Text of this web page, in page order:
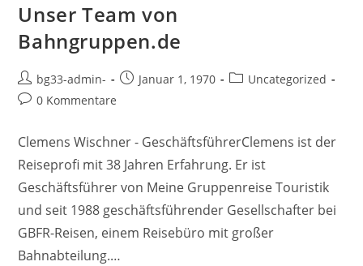
Unser Team von
Bahngruppen.de
Beitrags-
Autor:
bg33-admin-
BeitragJanuar 1, 1970
Beitrags-
Uncategorized
Beitrags-
0 Kommentare
Clemens Wischner - GeschäftsführerClemens ist der
Reiseprofi mit 38 Jahren Erfahrung. Er ist
Geschäftsführer von Meine Gruppenreise Touristik
und seit 1988 geschäftsführender Gesellschafter bei
GBFR-Reisen, einem Reisebüro mit großer
Bahnabteilung.…